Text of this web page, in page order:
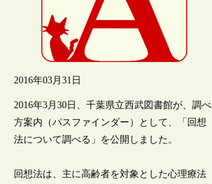
2016年03月31日
2016年3月30日、千葉県立西武図書館が、調べ
方案内（パスファインダー）として、「回想
法について調べる」を公開しました。
回想法は、主に高齢者を対象とした心理療法